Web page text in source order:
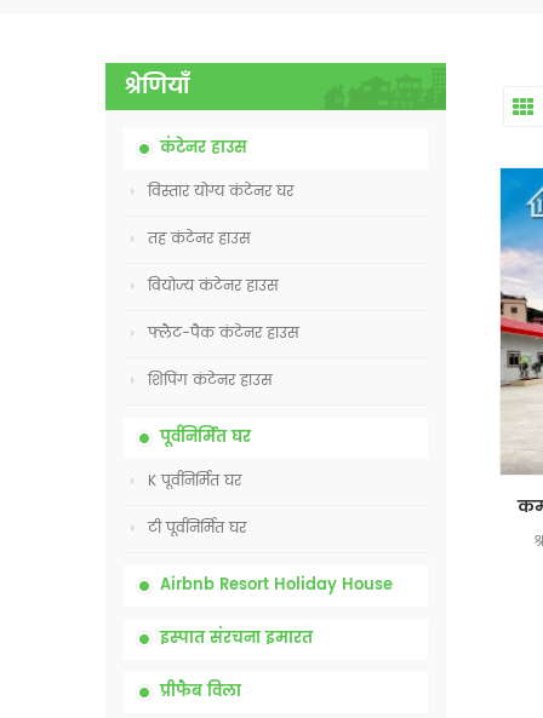
श्रेणियाँ
कंटेनर हाउस
विस्तार योग्य कंटेनर घर
तह कंटेनर हाउस
वियोज्य कंटेनर हाउस
फ्लैट-पैक कंटेनर हाउस
शिपिंग कंटेनर हाउस
पूर्वनिर्मित घर
K पूर्वनिर्मित घर
टी पूर्वनिर्मित घर
Airbnb Resort Holiday House
इस्पात संरचना इमारत
प्रीफैब विला